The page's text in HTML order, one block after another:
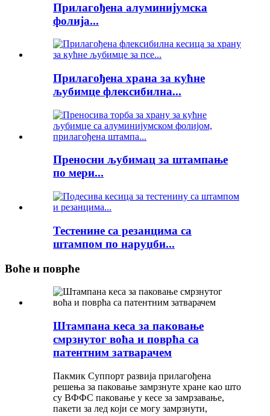
Прилагођена алуминијумска
фолија...
Прилагођена храна за кућне
љубимце флексибилна...
Преносни љубимац за штампање
по мери...
Тестенине са резанцима са
штампом по наруџби...
Воће и поврће
Штампана кеса за паковање
смрзнутог воћа и поврћа са
патентним затварачем
Пакмик Суппорт развија прилагођена
решења за паковање замрзнуте хране као што
су ВФФС паковање у кесе за замрзавање,
пакети за лед који се могу замрзнути,